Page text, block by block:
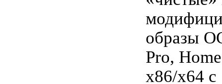
образы
Pro,
x86/x64 с